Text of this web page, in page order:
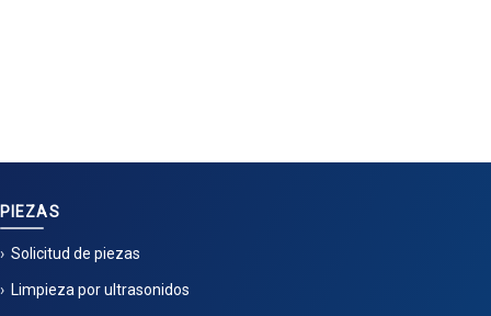
PIEZAS
Solicitud de piezas
Limpieza por ultrasonidos